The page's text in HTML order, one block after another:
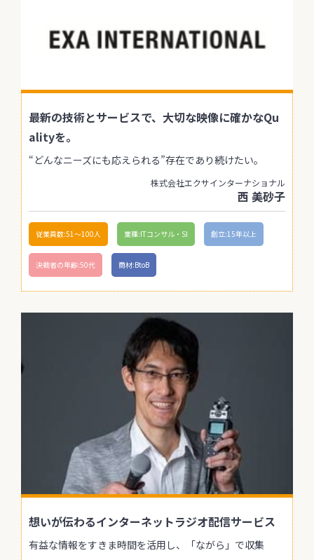
最新の技術とサービスで、大切な映像に確かなQu
alityを。
“どんなニーズにも応えられる”存在であり続けたい。
株式会社エクサインターナショナル
西 美砂子
従業員数:51〜100人 業種:ITコンサル・SI 創立:15年以上
決裁者の年齢:50代 商材:BtoB
想いが伝わるインターネットラジオ配信サービス
有益な情報をすきま時間を活用し、「ながら」で収集